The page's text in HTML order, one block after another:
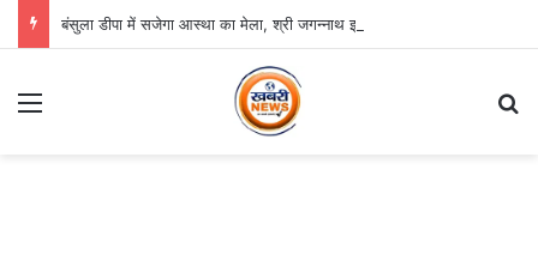
बंसुला डीपा में सजेगा आस्था का मेला, श्री जगन्नाथ झूलन रथयात्रा कल से
Menu